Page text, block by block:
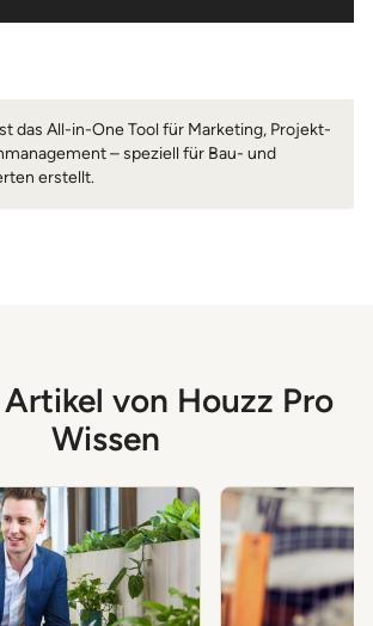
das All-in-One Tool für Marketing, Projekt-
– speziell für Bau- und
erstellt.
von Houzz Pro
Wissen